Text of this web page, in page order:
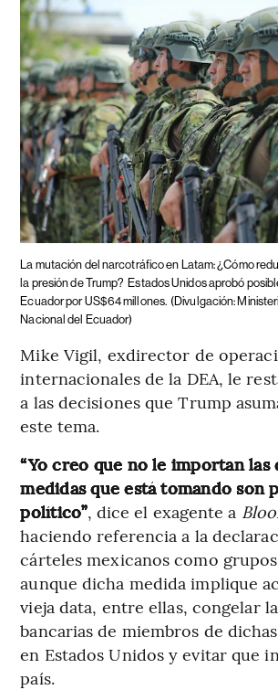
La mutación del narcotráfico en Latam: ¿Cómo
la presión de Trump? Estados Unidos aprobó
Ecuador por US$64 millones. (Divulgación:
Nacional del Ecuador)
Mike Vigil, exdirector de
internacionales de la DEA, le
a las decisiones que Trump
este tema.
“Yo creo que no le importan las
medidas que está tomando son
político”, dice el exagente a
haciendo referencia a la
cárteles mexicanos como
aunque dicha medida implique
vieja data, entre ellas, congelar
bancarias de miembros de
en Estados Unidos y evitar que
país.